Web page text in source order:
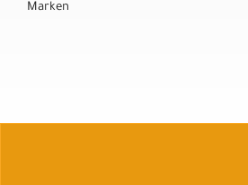
Marken